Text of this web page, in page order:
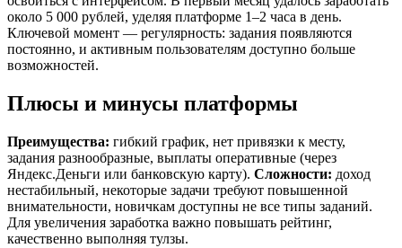
около 5 000 рублей, уделяя платформе 1–2 часа в день.
Ключевой момент — регулярность: задания появляются
постоянно, и активным пользователям доступно больше
возможностей.
Плюсы и минусы платформы
Преимущества: гибкий график, нет привязки к месту,
задания разнообразные, выплаты оперативные (через
Яндекс.Деньги или банковскую карту). Сложности: доход
нестабильный, некоторые задачи требуют повышенной
внимательности, новичкам доступны не все типы заданий.
Для увеличения заработка важно повышать рейтинг,
качественно выполняя тулзы.